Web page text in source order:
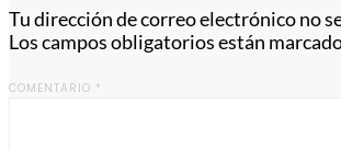
Tu dirección de correo electrónico no
Los campos obligatorios están
COMENTARIO *